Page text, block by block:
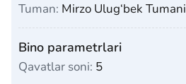
Tuman: Mirzo Ulug‘bek Tumani
Bino parametrlari
Qavatlar soni: 5